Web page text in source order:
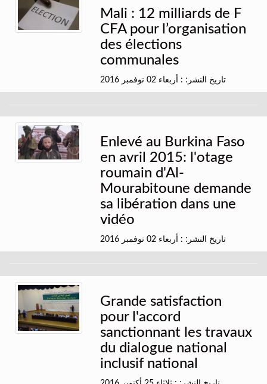
Mali : 12 milliards de F
CFA pour l’organisation
des élections
communales
تاريخ النشر: : أربعاء 02 نوفمبر 2016
Enlevé au Burkina Faso
en avril 2015: l'otage
roumain d'Al-
Mourabitoune demande
sa libération dans une
vidéo
تاريخ النشر: : أربعاء 02 نوفمبر 2016
Grande satisfaction
pour l'accord
sanctionnant les travaux
du dialogue national
inclusif national